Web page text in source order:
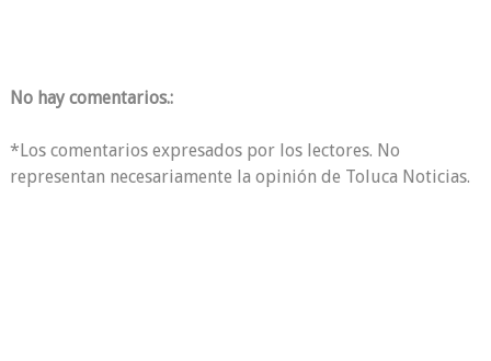
No hay comentarios.:
*Los comentarios expresados por los lectores. No
representan necesariamente la opinión de Toluca Noticias.